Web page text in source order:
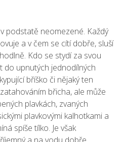
podstatě neomezené. Každý
a v čem se cítí dobře, sluší
Kdo se stydí za svou
do upnutých jednodílných
bříško či nějaký ten
břicha, ale může
plavkách, zvaných
plavkovými kalhotkami a
spíše tílko. Je však